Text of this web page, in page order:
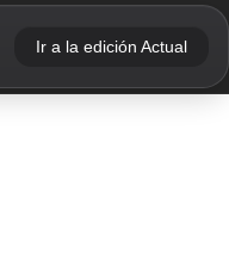
Ir a la edición Actual